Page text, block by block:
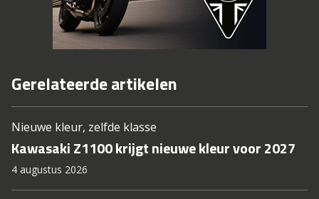
Gerelateerde artikelen
Nieuwe kleur, zelfde klasse
Kawasaki Z1100 krijgt nieuwe kleur voor 2027
4 augustus 2026